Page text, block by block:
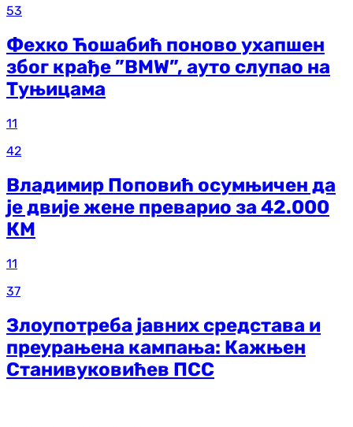
53
Фехко Ћошабић поново ухапшен
због крађе ”BMW”, ауто слупао на
Туњицама
11
42
Владимир Поповић осумњичен да
је двије жене преварио за 42.000
КМ
11
37
Злоупотреба јавних средстава и
преурањена кампања: Кажњен
Станивуковићев ПСС